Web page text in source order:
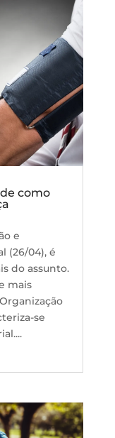
como
e
(26/04), é
do assunto.
mais
se